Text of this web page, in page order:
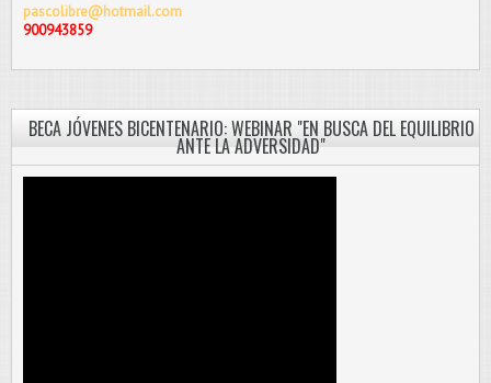
pascolibre@hotmail.com
900943859
BECA JÓVENES BICENTENARIO: WEBINAR "EN BUSCA DEL EQUILIBRIO
ANTE LA ADVERSIDAD"